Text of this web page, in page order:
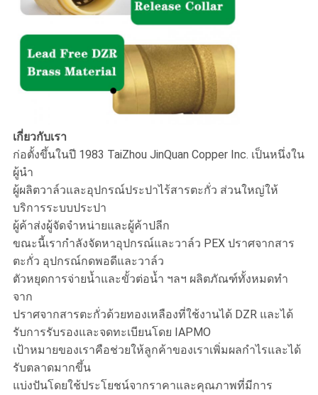
เกี่ยวกับเรา
ก่อตั้งขึ้นในปี 1983 TaiZhou JinQuan Copper Inc. เป็นหนึ่งใน
ผู้นำ
ผู้ผลิตวาล์วและอุปกรณ์ประปาไร้สารตะกั่ว ส่วนใหญ่ให้
บริการระบบประปา
ผู้ค้าส่งผู้จัดจำหน่ายและผู้ค้าปลีก
ขณะนี้เรากำลังจัดหาอุปกรณ์และวาล์ว PEX ปราศจากสาร
ตะกั่ว อุปกรณ์กดพอดีและวาล์ว
ตัวหยุดการจ่ายน้ำและขั้วต่อน้ำ ฯลฯ ผลิตภัณฑ์ทั้งหมดทำ
จาก
ปราศจากสารตะกั่วด้วยทองเหลืองที่ใช้งานได้ DZR และได้
รับการรับรองและจดทะเบียนโดย IAPMO
เป้าหมายของเราคือช่วยให้ลูกค้าของเราเพิ่มผลกำไรและได้
รับตลาดมากขึ้น
แบ่งปันโดยใช้ประโยชน์จากราคาและคุณภาพที่มีการ